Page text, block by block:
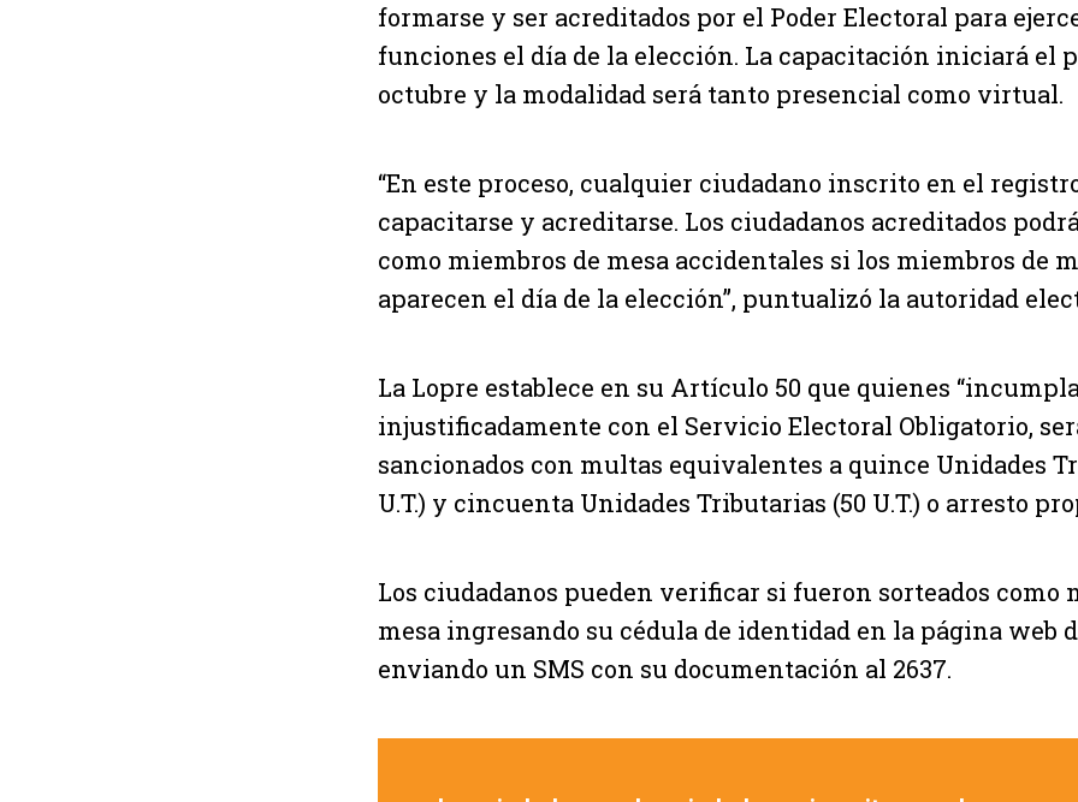
formarse y ser acreditados por el Poder Electoral para
funciones el día de la elección. La capacitación iniciará el
octubre y la modalidad será tanto presencial como virtual.
“En este proceso, cualquier ciudadano inscrito en el
capacitarse y acreditarse. Los ciudadanos acreditados
como miembros de mesa accidentales si los miembros de
aparecen el día de la elección”, puntualizó la autoridad
La Lopre establece en su Artículo 50 que quienes
injustificadamente con el Servicio Electoral Obligatorio,
sancionados con multas equivalentes a quince Unidades
U.T.) y cincuenta Unidades Tributarias (50 U.T.) o arresto
Los ciudadanos pueden verificar si fueron sorteados como
mesa ingresando su cédula de identidad en la página web
enviando un SMS con su documentación al 2637.